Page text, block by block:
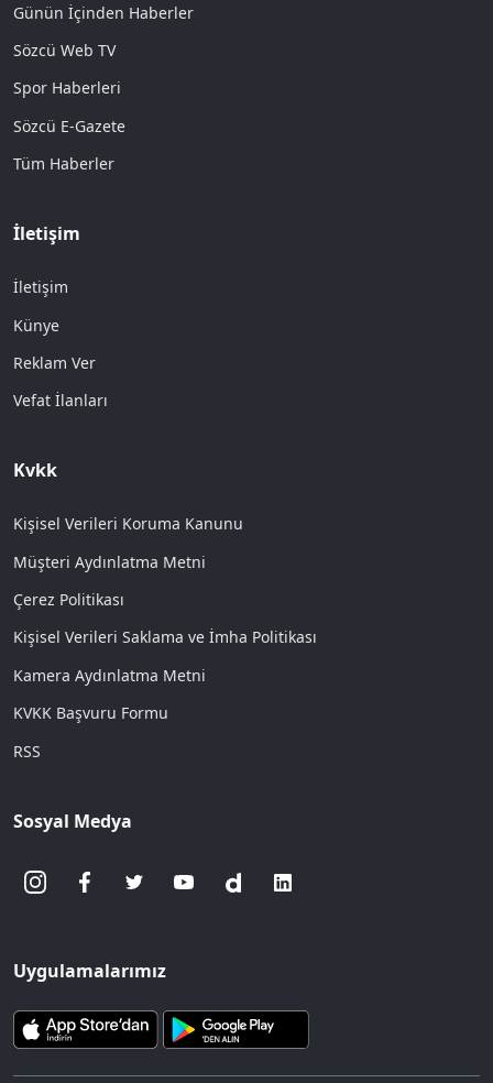
Günün İçinden Haberler
Sözcü Web TV
Spor Haberleri
Sözcü E-Gazete
Tüm Haberler
İletişim
İletişim
Künye
Reklam Ver
Vefat İlanları
Kvkk
Kişisel Verileri Koruma Kanunu
Müşteri Aydınlatma Metni
Çerez Politikası
Kişisel Verileri Saklama ve İmha Politikası
Kamera Aydınlatma Metni
KVKK Başvuru Formu
RSS
Sosyal Medya
Uygulamalarımız